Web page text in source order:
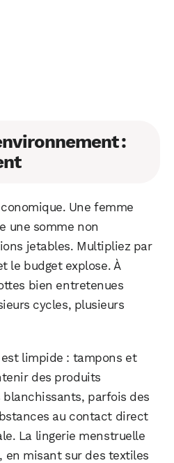
:
Une femme
une somme non
jetables. Multipliez par
le budget explose. À
bien entretenues
cycles, plusieurs
limpide : tampons et
des produits
parfois des
au contact direct
La lingerie menstruelle
misant sur des textiles
Telegram Email